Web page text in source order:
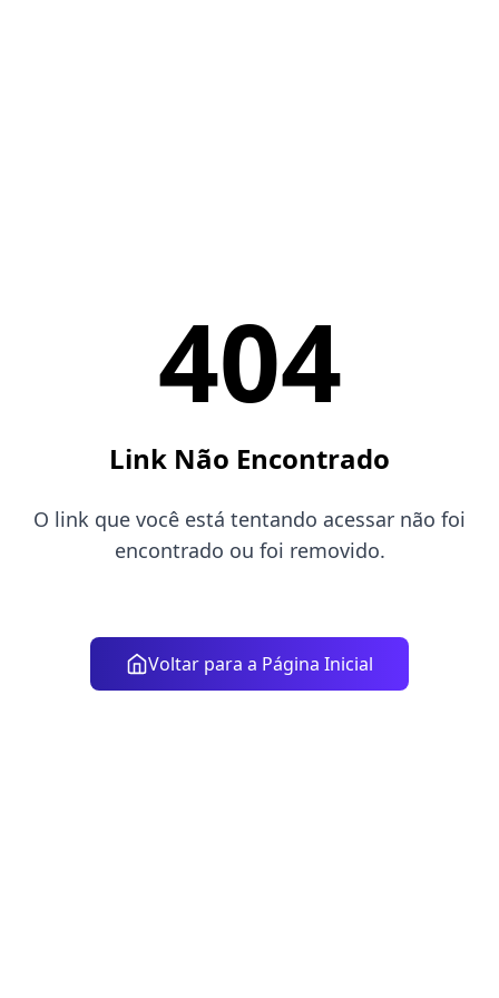
404
Link Não Encontrado
O link que você está tentando acessar não foi
encontrado ou foi removido.
Voltar para a Página Inicial